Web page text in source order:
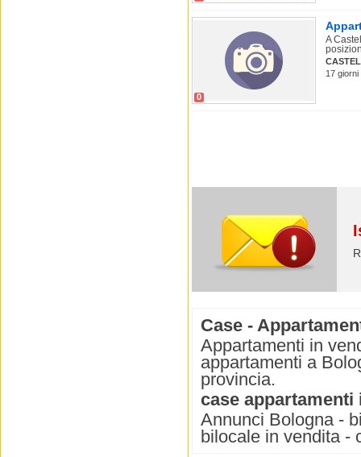
0
A
17
Case -
Appartamenti in
appartamenti a
provincia.
case
Annunci Bologna -
bilocale in vendita -